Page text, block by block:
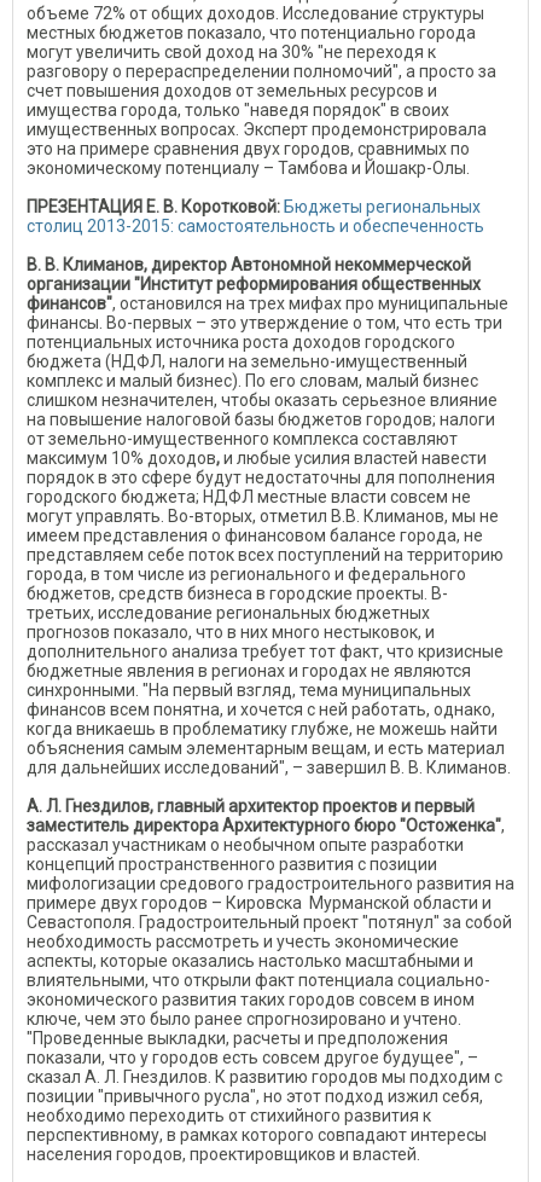
объеме 72% от общих доходов. Исследование структуры
местных бюджетов показало, что потенциально города
могут увеличить свой доход на 30% "не переходя к
разговору о перераспределении полномочий", а просто за
счет повышения доходов от земельных ресурсов и
имущества города, только "наведя порядок" в своих
имущественных вопросах. Эксперт продемонстрировала
это на примере сравнения двух городов, сравнимых по
экономическому потенциалу – Тамбова и Йошакр-Олы.
ПРЕЗЕНТАЦИЯ Е. В. Коротковой: Бюджеты региональных
столиц 2013-2015: самостоятельность и обеспеченность
В. В. Климанов, директор Автономной некоммерческой
организации "Институт реформирования общественных
финансов", остановился на трех мифах про муниципальные
финансы. Во-первых – это утверждение о том, что есть три
потенциальных источника роста доходов городского
бюджета (НДФЛ, налоги на земельно-имущественный
комплекс и малый бизнес). По его словам, малый бизнес
слишком незначителен, чтобы оказать серьезное влияние
на повышение налоговой базы бюджетов городов; налоги
от земельно-имущественного комплекса составляют
максимум 10% доходов,и любые усилия властей навести
порядок в это сфере будут недостаточны для пополнения
городского бюджета; НДФЛ местные власти совсем не
могут управлять. Во-вторых, отметил В.В. Климанов, мы не
имеем представления о финансовом балансе города, не
представляем себе поток всех поступлений на территорию
города, в том числе из регионального и федерального
бюджетов, средств бизнеса в городские проекты. В-
третьих, исследование региональных бюджетных
прогнозов показало, что в них много нестыковок, и
дополнительного анализа требует тот факт, что кризисные
бюджетные явления в регионах и городах не являются
синхронными. "На первый взгляд, тема муниципальных
финансов всем понятна, и хочется с ней работать, однако,
когда вникаешь в проблематику глубже, не можешь найти
объяснения самым элементарным вещам, и есть материал
для дальнейших исследований", – завершил В. В. Климанов.
А. Л. Гнездилов, главный архитектор проектов и первый
заместитель директора Архитектурного бюро "Остоженка",
рассказал участникам о необычном опыте разработки
концепций пространственного развития с позиции
мифологизации средового градостроительного развития на
примере двух городов – Кировска Мурманской области и
Севастополя. Градостроительный проект "потянул" за собой
необходимость рассмотреть и учесть экономические
аспекты, которые оказались настолько масштабными и
влиятельными, что открыли факт потенциала социально-
экономического развития таких городов совсем в ином
ключе, чем это было ранее спрогнозировано и учтено.
"Проведенные выкладки, расчеты и предположения
показали, что у городов есть совсем другое будущее", –
сказал А. Л. Гнездилов. К развитию городов мы подходим с
позиции "привычного русла", но этот подход изжил себя,
необходимо переходить от стихийного развития к
перспективному, в рамках которого совпадают интересы
населения городов, проектировщиков и властей.